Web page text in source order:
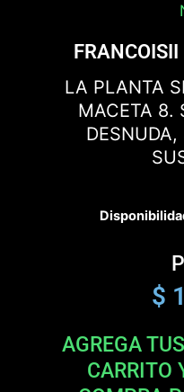
LA PLANTA
MACETA 8.
$
AGREGA
CARRITO